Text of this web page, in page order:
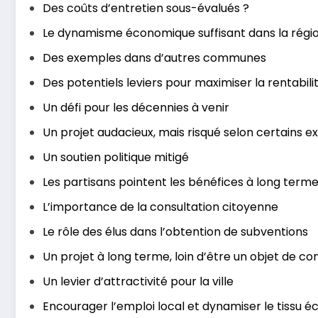
Des coûts d’entretien sous-évalués ?
Le dynamisme économique suffisant dans la
Des exemples dans d’autres communes
Des potentiels leviers pour maximiser la
Un défi pour les décennies à venir
Un projet audacieux, mais risqué selon certains
Un soutien politique mitigé
Les partisans pointent les bénéfices à long terme
L’importance de la consultation citoyenne
Le rôle des élus dans l’obtention de subventions
Un projet à long terme, loin d’être un objet de
Un levier d’attractivité pour la ville
Encourager l’emploi local et dynamiser le tissu